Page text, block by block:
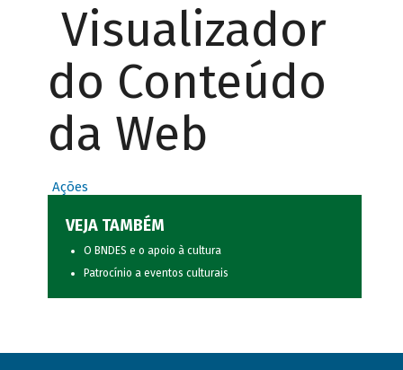
Visualizador
do Conteúdo
da Web
Ações
VEJA TAMBÉM
O BNDES e o apoio à cultura
Patrocínio a eventos culturais